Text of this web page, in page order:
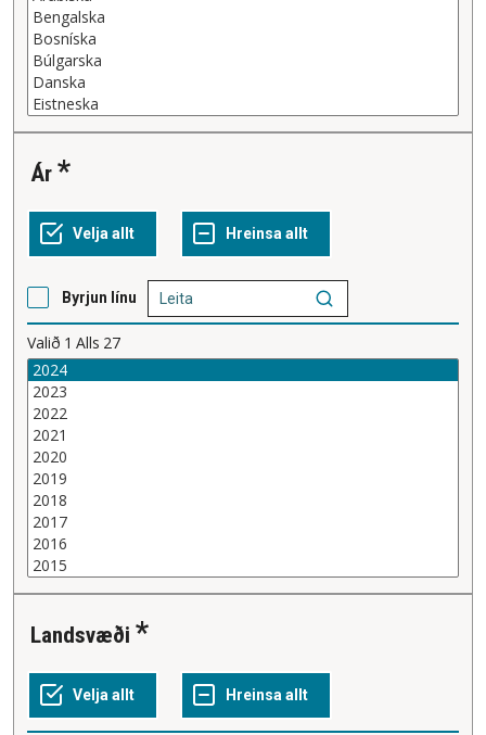
Ár
Byrjun línu
Valið 1 Alls 27
Landsvæði